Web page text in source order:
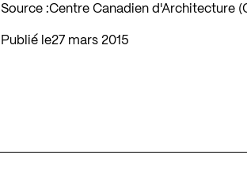
Source :Centre Canadien d'Architecture
Publié le 27 mars 2015